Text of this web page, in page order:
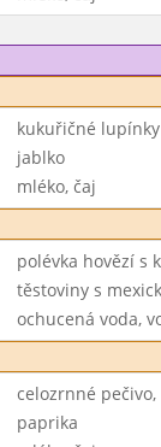
kukuřičné
jablko
mléko, čaj
polévka hovězí s
těstoviny s
ochucená voda,
celozrnné
paprika